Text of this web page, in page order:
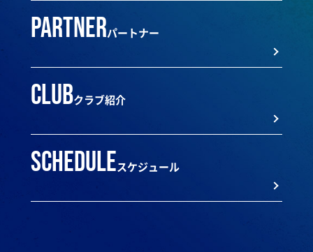
partnerパートナー
clubクラブ紹介
scheduleスケジュール